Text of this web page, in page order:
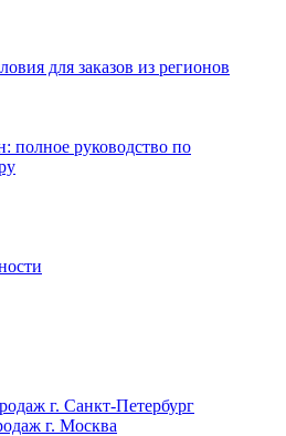
для заказов из регионов
полное руководство по
г. Санкт-Петербург
г. Москва